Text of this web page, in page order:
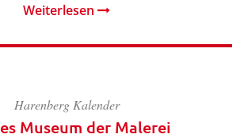
Weiterlesen
Harenberg Kalender
Museum der Malerei